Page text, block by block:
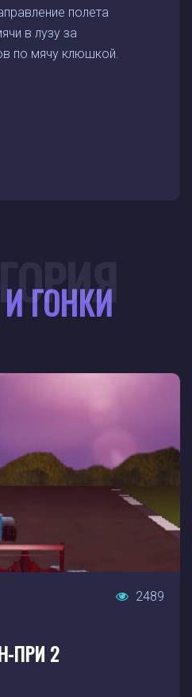
полета
в лузу за
по мячу клюшкой.
ГОНКИ
2489
ПРИ 2